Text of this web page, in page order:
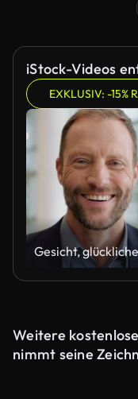
iStock-Videos
EXKLUSIV: -15%
Weitere
nimmt seine